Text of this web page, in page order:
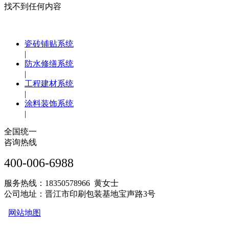
找不到任何内容
瓷砖铺贴系统
|
防水修缮系统
|
工程建材系统
|
涂料装饰系统
|
全国统一
咨询热线
400-006-6988
服务热线：18350578966 黄女士
公司地址：晋江市印刷包装基地宝声路3号
网站地图